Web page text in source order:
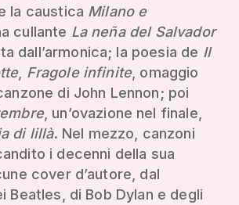
la caustica Milano e
cullante La neña del Salvador
dall’armonica; la poesia de Il
, Fragole infinite, omaggio
di John Lennon; poi
, un’ovazione nel finale,
di lillà. Nel mezzo, canzoni
i decenni della sua
cover d’autore, dal
Beatles, di Bob Dylan e degli